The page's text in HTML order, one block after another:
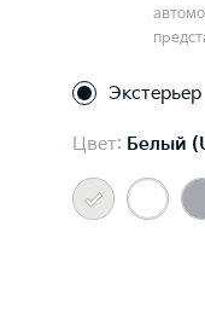
Экстерьер
Цвет: Белый